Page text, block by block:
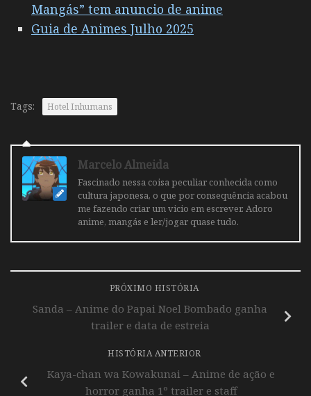
Mangás” tem anuncio de anime
Guia de Animes Julho 2025
Tags: Hotel Inhumans
Marcelo Almeida
Fascinado nessa coisa peculiar conhecida como
cultura japonesa, o que por consequência acabou
me fazendo criar um vicio em escrever. Adoro
anime, mangás e ler/jogar quase tudo.
PRÓXIMO HISTÓRIA
Sanda – Anime do Papai Noel Bombado ganha
trailer e data de estreia
HISTÓRIA ANTERIOR
Kaya-chan wa Kowakunai – Anime de ação e
horror ganha 1º trailer e staff